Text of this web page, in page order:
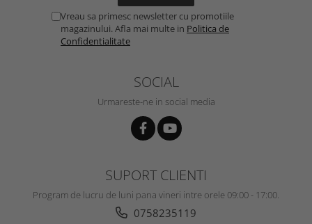
Vreau sa primesc newsletter cu promotiile
magazinului. Afla mai multe in Politica de
Confidentialitate
SOCIAL
Urmareste-ne in social media
SUPORT CLIENTI
Program de lucru de luni pana vineri intre orele 09:00 - 17:00.
0758235119